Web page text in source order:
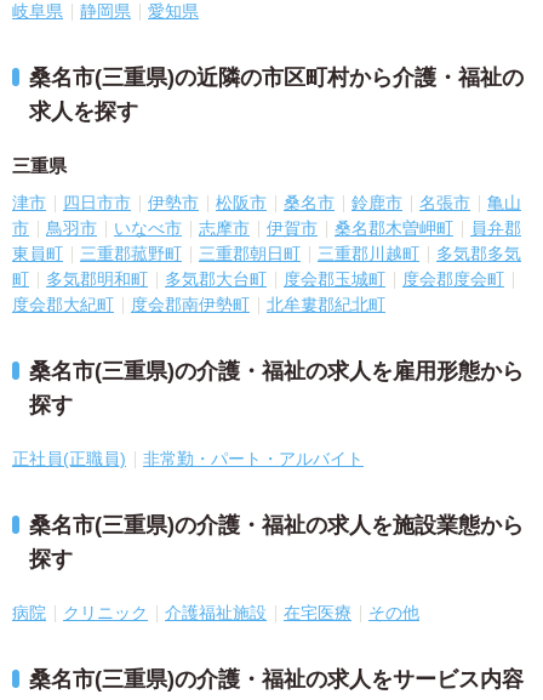
岐阜県 静岡県 愛知県
桑名市(三重県)の近隣の市区町村から介護・福祉の
求人を探す
三重県
津市 四日市市 伊勢市 松阪市 桑名市 鈴鹿市 名張市
亀山
市
鳥羽市 いなべ市 志摩市 伊賀市 桑名郡木曽岬町
員弁郡
東員町
三重郡菰野町 三重郡朝日町 三重郡川越町
多気郡多気
町
多気郡明和町 多気郡大台町 度会郡玉城町
度会郡度会町
度会郡大紀町
度会郡南伊勢町 北牟婁郡紀北町
桑名市(三重県)の介護・福祉の求人を雇用形態から
探す
正社員(正職員) 非常勤・パート・アルバイト
桑名市(三重県)の介護・福祉の求人を施設業態から
探す
病院 クリニック 介護福祉施設 在宅医療 その他
桑名市(三重県)の介護・福祉の求人をサービス内容